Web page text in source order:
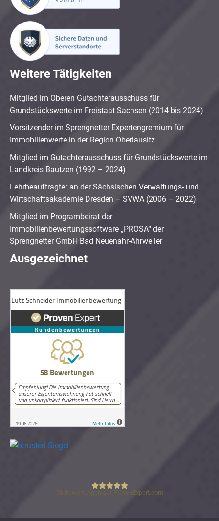
Weitere Tätigkeiten
Mitglied im Oberen Gutachterausschuss für
Grundstückswerte im Freistaat Sachsen (2014 bis 2024)
Vorsitzender im Sprengnetter Expertengremium für
Immobilienwerte in der Region Oberlausitz
Mitglied im Gutachterausschuss für Grundstückswerte im
Landkreis Bautzen (1992 – 2024)
Lehrbeauftragter an der Sächsischen Verwaltungs- und
Wirtschaftsakademie Dresden – SVWA (2006 – 2022)
Mitglied im Programbeirat der
Immobilienbewertungssoftware „PROSA“ der
Sprengnetter GmbH Bad Neuenahr-Ahrweiler
Ausgezeichnet
Lutz Schneider Immobilienbewertung
58 Bewertungen auf ProvenExpert.com